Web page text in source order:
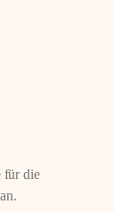
für die